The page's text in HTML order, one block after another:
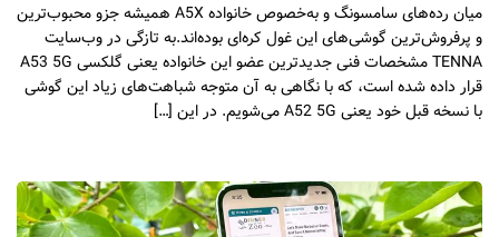
میان رده‌های سامسونگ و به‌خصوص خانواده A5X همیشه جزو محبوب‌ترین
و پرفروش‌ترین گوشی‌های این غول کره‌ای بوده‌اند.به تازگی در وب‌سایت
TENNA مشخصات فنی جدیدترین عضو این خانواده یعنی گلکسی A53 5G
قرار داده شده است، که با نگاهی به آن متوجه شباهت‌های زیاد این گوشی
با نسخه قبل خود یعنی A52 5G می‌شویم. در این […]